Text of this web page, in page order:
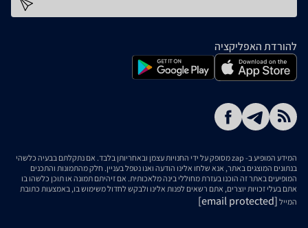
להורדת האפליקציה
המידע המופיע ב- zap מסופק על ידי החנויות עצמן ובאחריותן בלבד. אם נתקלתם בבעיה כלשהי
בנתונים המוצגים באתר, אנא שלחו אלינו הודעה ואנו נטפל בעניין. חלק מהתמונות והתכנים
המופיעים באתר זה הוכנו בעזרת מחוללי בינה מלאכותית. אם זיהיתם תמונה או תוכן כלשהו בו
אתם בעלי זכויות יוצרים, אתם רשאים לפנות אלינו ולבקש לחדול משימוש בו, באמצעות כתובת
המייל [email protected]